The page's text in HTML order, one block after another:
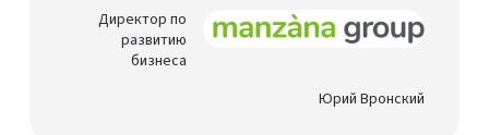
Директор по
развитию
бизнеса
Юрий Вронский